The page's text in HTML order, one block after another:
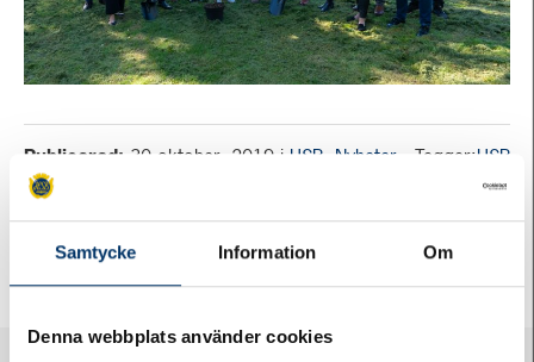
Samtycke Information Om
Denna webbplats använder cookies
Publicerad: 30 oktober, 2019i HSB, Nyheter. Taggar:HSB
Brf Åkanten
lägenhet i Ängelholm,nyproduktion i Ängelholm,Rönnen 1